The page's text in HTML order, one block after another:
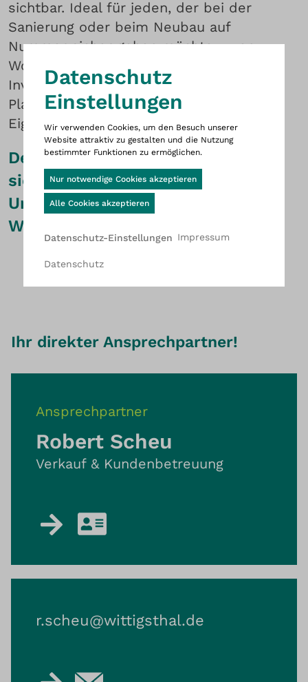
sichtbar. Ideal für jeden, der bei der
Sanierung oder beim Neubau auf
Nummer sicher gehen möchte – von
Wohnungsgenossenschaften über
Investoren bis hin zu Architekten,
Planungsgesellschaften und
Eigentümern.
Der UP-fix® Clever easy ist der
sichere Partner in Sachen
Unterputz-
Wasserzählerblöcken.
Ihr direkter Ansprechpartner!
Ansprechpartner
Robert Scheu
Verkauf & Kundenbetreuung
r.scheu@​wittigsthal.de
Dies ist die Website Wittigsthal
Datenschutz
Einstellungen
Wir verwenden Cookies, um den Besuch unserer
Website attraktiv zu gestalten und die Nutzung
bestimmter Funktionen zu ermöglichen.
Nur notwendige Cookies akzeptieren
Alle Cookies akzeptieren
Datenschutz-Einstellungen Impressum
Datenschutz
Cookie-Banner